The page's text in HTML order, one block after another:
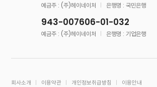
예금주 : (주)헤이네이처 은행명 : 국민은행
943-007606-01-032
예금주 : (주)헤이네이처 은행명 : 기업은행
회사소개 이용약관 개인정보취급방침
이용안내